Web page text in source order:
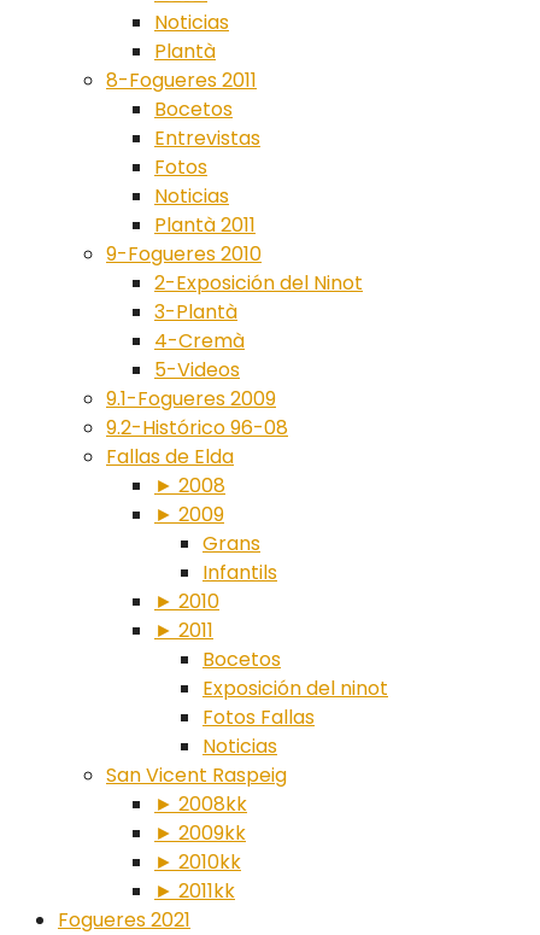
Noticias
Plantà
8-Fogueres 2011
Bocetos
Entrevistas
Fotos
Noticias
Plantà 2011
9-Fogueres 2010
2-Exposición del Ninot
3-Plantà
4-Cremà
5-Videos
9.1-Fogueres 2009
9.2-Histórico 96-08
Fallas de Elda
► 2008
► 2009
Grans
Infantils
► 2010
► 2011
Bocetos
Exposición del ninot
Fotos Fallas
Noticias
San Vicent Raspeig
► 2008kk
► 2009kk
► 2010kk
► 2011kk
Fogueres 2021